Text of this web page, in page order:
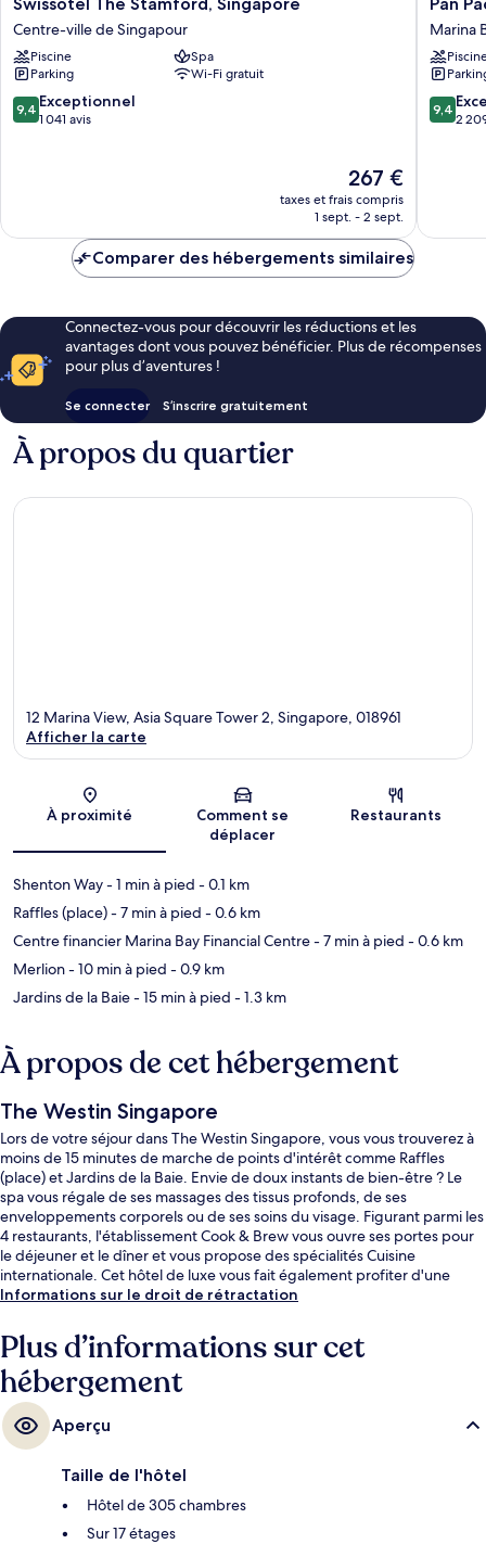
The
Stamford,
Singapore
Centre-
ville
de
Centre-ville de Singapour
Piscine
Spa
Parking
Wi-Fi gratuit
9.4
sur
9,4 Exceptionnel
1 041 avis
Le
nouveau
prix
de
267 €
taxes et frais compris
1 sept. - 2 sept.
Pacific
Marina
Bay
Marina
9.4
sur
9,4
2
Comparer des hébergements similaires
Connectez-vous pour découvrir les réductions et les
avantages dont vous pouvez bénéficier. Plus de récompenses
pour plus d’aventures !
Se connecter S’inscrire gratuitement
À propos du quartier
Carte
12 Marina View, Asia Square Tower 2, Singapore, 018961
Afficher la carte
À proximité
Comment se
déplacer
Restaurants
Shenton Way- 1 min à pied - 0.1 km
Raffles (place)- 7 min à pied - 0.6 km
Centre financier Marina Bay Financial Centre- 7 min à pied - 0.6 km
Merlion- 10 min à pied - 0.9 km
Jardins de la Baie- 15 min à pied - 1.3 km
À propos de cet hébergement
The Westin Singapore
Lors de votre séjour dans The Westin Singapore, vous vous trouverez à
moins de 15 minutes de marche de points d'intérêt comme Raffles
(place) et Jardins de la Baie. Envie de doux instants de bien-être ? Le
spa vous régale de ses massages des tissus profonds, de ses
enveloppements corporels ou de ses soins du visage. Figurant parmi les
4 restaurants, l'établissement Cook & Brew vous ouvre ses portes pour
le déjeuner et le dîner et vous propose des spécialités Cuisine
internationale. Cet hôtel de luxe vous fait également profiter d'une
piscine extérieure, d'un bar en bord de piscine et d'une salle de fitness
attentionné. L'hébergement se situe à une très courte distance à pied
des transports publics : Station Shenton Way se trouve à 2 min et
Station Downtown, à 4 min.
Informations sur le droit de rétractation
Plus d’informations sur cet
hébergement
Aperçu
Taille de l'hôtel
Hôtel de 305 chambres
Sur 17 étages